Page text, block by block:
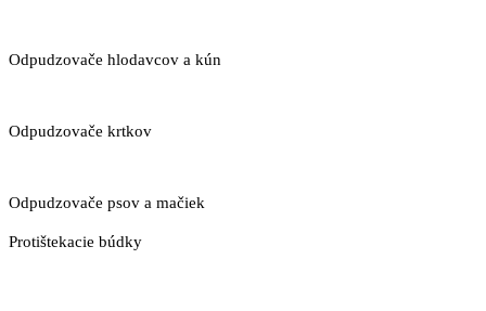
Odpudzovače hlodavcov a kún
Odpudzovače krtkov
Odpudzovače psov a mačiek
Protištekacie búdky